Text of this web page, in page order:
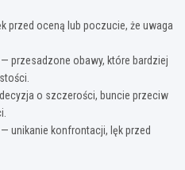
przed oceną lub poczucie, że uwaga
— przesadzone obawy, które bardziej
o szczerości, buncie przeciw
— unikanie konfrontacji, lęk przed